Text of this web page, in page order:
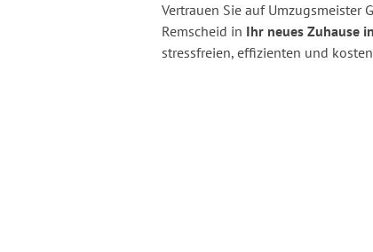
Vertrauen Sie auf Umzugsmeister
Remscheid in Ihr neues Zuhause
stressfreien, effizienten und